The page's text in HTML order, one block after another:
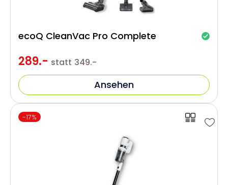
289.- statt 349.-
ecoQ CleanVac Pro Complete
Ansehen
-17%